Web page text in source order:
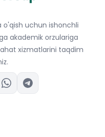
o'qish uchun ishonchli
akademik orzulariga
xizmatlarini taqdim